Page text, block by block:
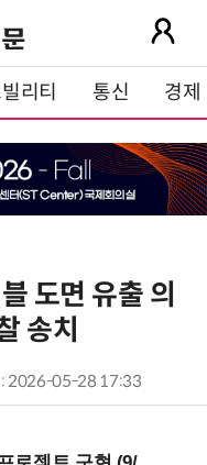
리티 통신 경제
도면 유출 의
송치
: 2026-05-28 17:33